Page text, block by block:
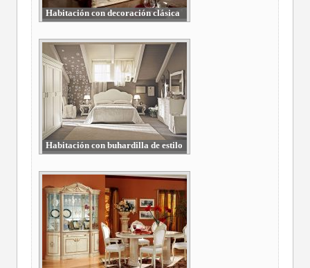
Habitación con decoración clásica
Habitación con buhardilla de estilo